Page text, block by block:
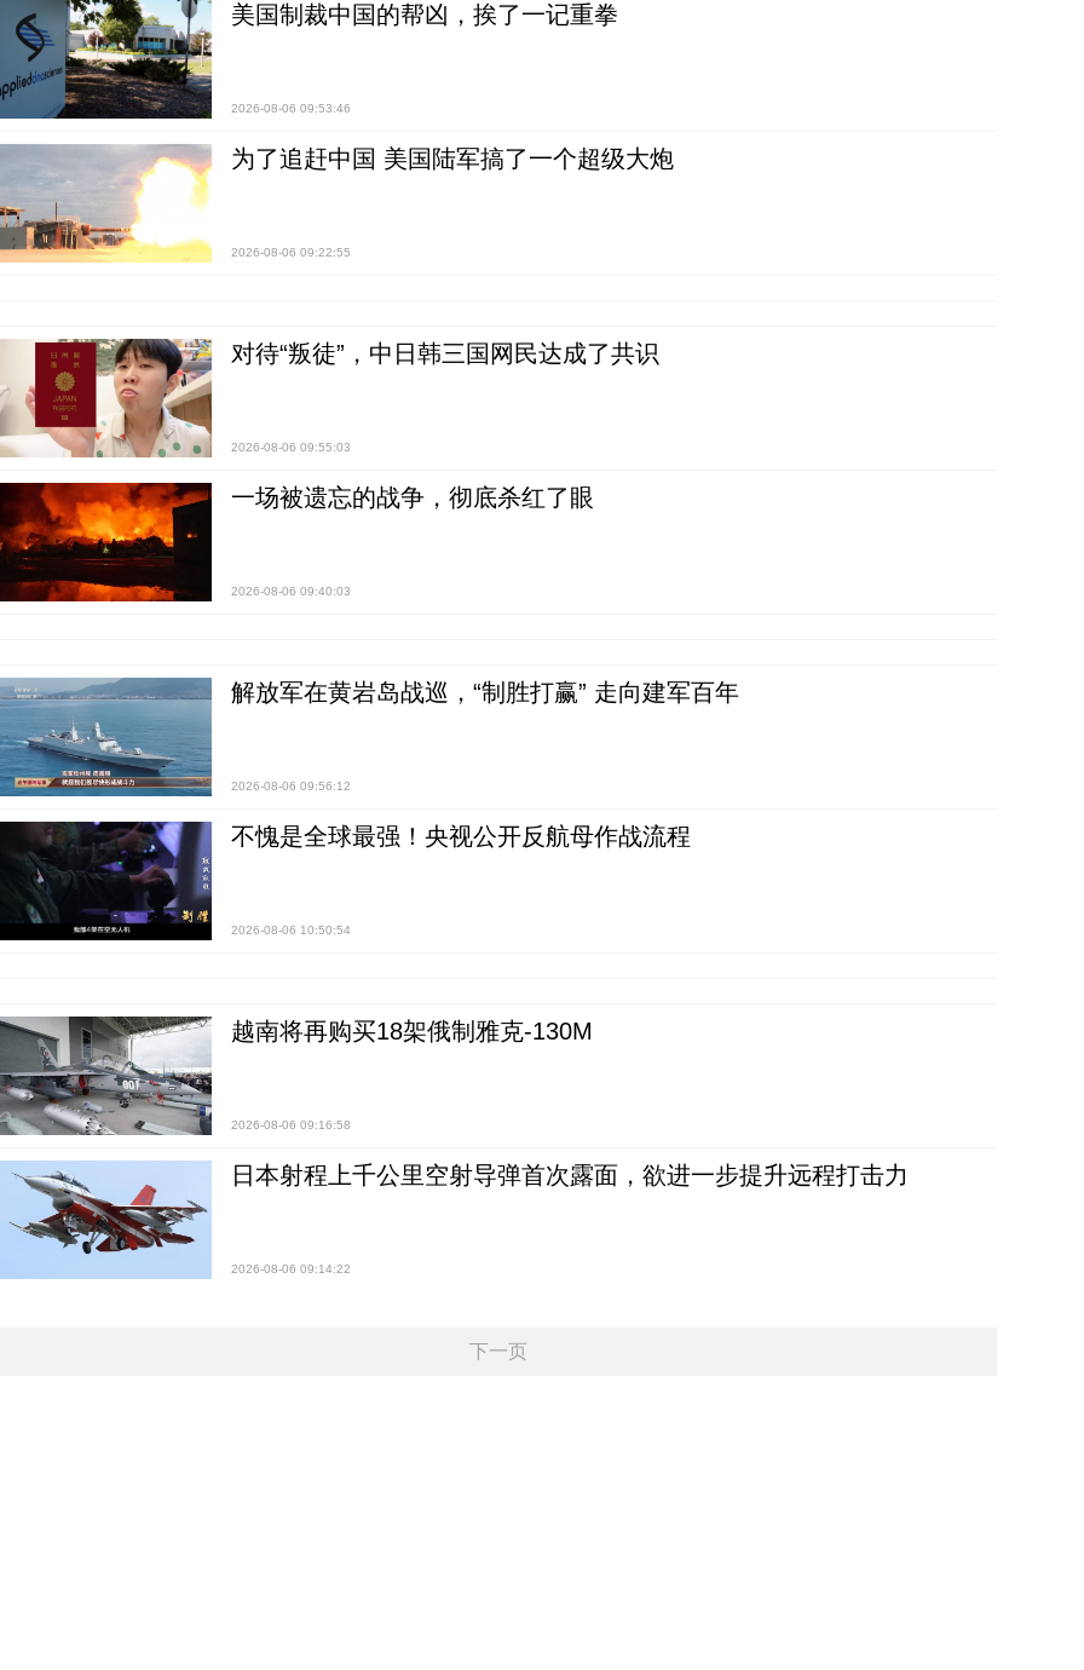
美国制裁中国的帮凶，挨了一记重拳
2026-08-06 09:53:46
为了追赶中国 美国陆军搞了一个超级大炮
2026-08-06 09:22:55
对待“叛徒”，中日韩三国网民达成了共识
2026-08-06 09:55:03
一场被遗忘的战争，彻底杀红了眼
2026-08-06 09:40:03
解放军在黄岩岛战巡，“制胜打赢” 走向建军百年
2026-08-06 09:56:12
不愧是全球最强！央视公开反航母作战流程
2026-08-06 10:50:54
越南将再购买18架俄制雅克-130M
2026-08-06 09:16:58
日本射程上千公里空射导弹首次露面，欲进一步提升远程打击力
2026-08-06 09:14:22
下一页